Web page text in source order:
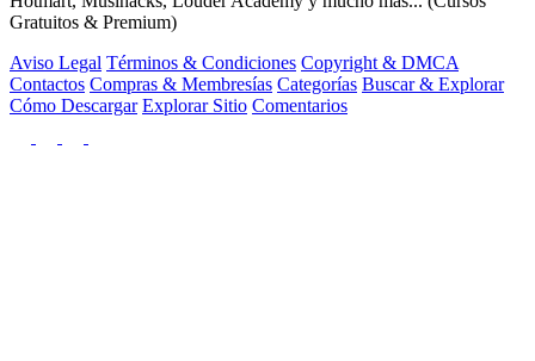
Gratuitos & Premium)
Aviso Legal Términos & Condiciones Copyright & DMCA
Contactos Compras & Membresías Categorías Buscar & Explorar
Cómo Descargar Explorar Sitio Comentarios